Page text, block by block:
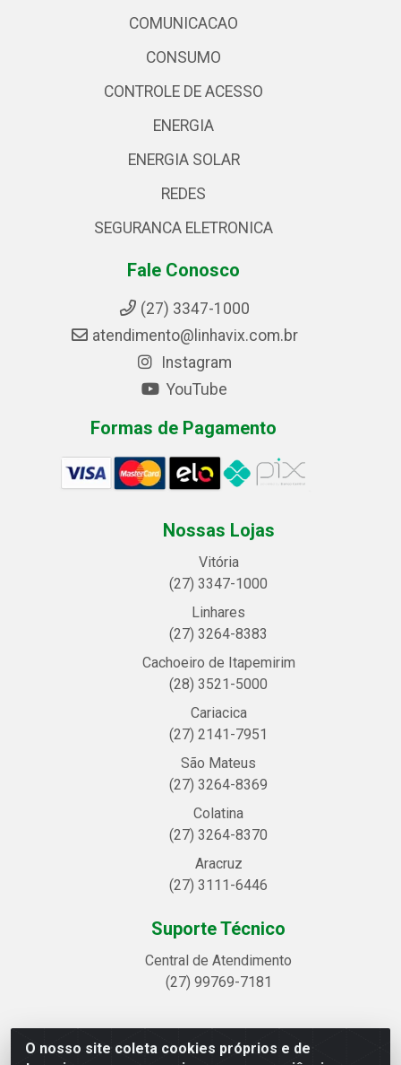
O nosso site coleta cookies próprios e de
COMUNICACAO
CONSUMO
CONTROLE DE ACESSO
ENERGIA
ENERGIA SOLAR
REDES
SEGURANCA ELETRONICA
Fale Conosco
(27) 3347-1000
atendimento@linhavix.com.br
Instagram
YouTube
Formas de Pagamento
Nossas Lojas
Vitória
(27) 3347-1000
Linhares
(27) 3264-8383
Cachoeiro de Itapemirim
(28) 3521-5000
Cariacica
(27) 2141-7951
São Mateus
(27) 3264-8369
Colatina
(27) 3264-8370
Aracruz
(27) 3111-6446
Suporte Técnico
Central de Atendimento
(27) 99769-7181
Linhavix Distribuidora LTDA - Avenida Alegre, 2521 -